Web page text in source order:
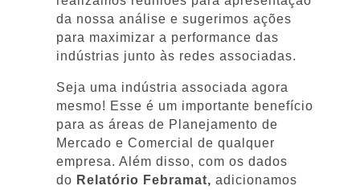
da nossa análise e sugerimos ações
para maximizar a performance das
indústrias junto às redes associadas.
Seja uma indústria associada agora
mesmo! Esse é um importante benefício
para as áreas de Planejamento de
Mercado e Comercial de qualquer
empresa. Além disso, com os dados
do Relatório Febramat, adicionamos